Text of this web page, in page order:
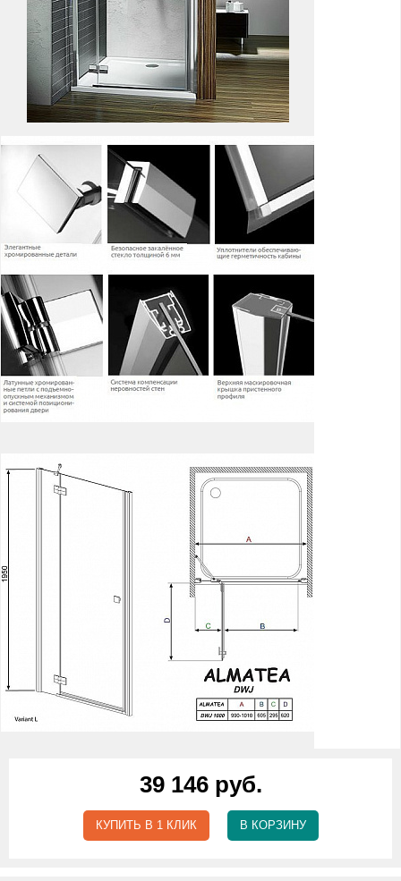
39 146 руб.
КУПИТЬ В 1 КЛИК В КОРЗИНУ